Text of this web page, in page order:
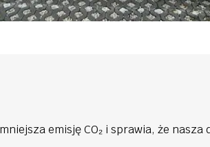
emisję CO₂ i sprawia, że nasza